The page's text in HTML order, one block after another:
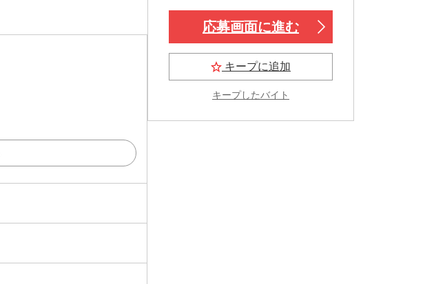
応募画面に進む
キープに追加
キープしたバイト